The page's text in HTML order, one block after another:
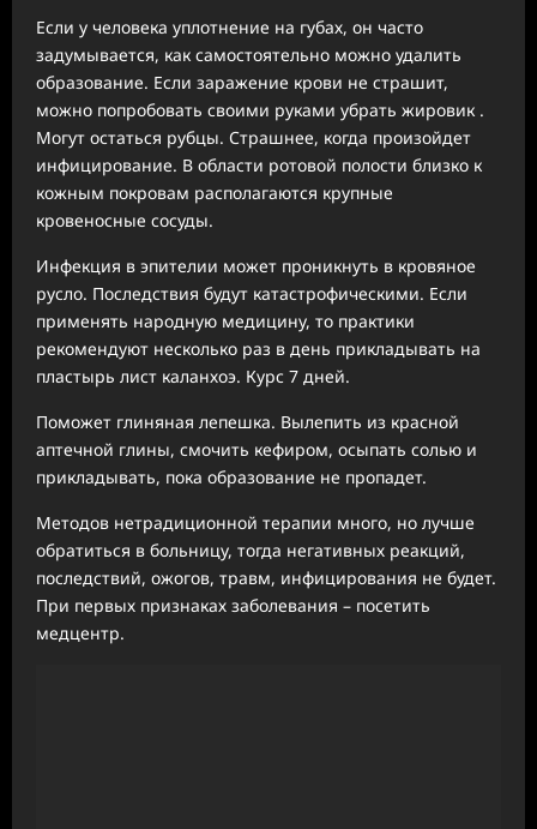
Если у человека уплотнение на губах, он часто
задумывается, как самостоятельно можно удалить
образование. Если заражение крови не страшит,
можно попробовать своими руками убрать жировик .
Могут остаться рубцы. Страшнее, когда произойдет
инфицирование. В области ротовой полости близко к
кожным покровам располагаются крупные
кровеносные сосуды.
Инфекция в эпителии может проникнуть в кровяное
русло. Последствия будут катастрофическими. Если
применять народную медицину, то практики
рекомендуют несколько раз в день прикладывать на
пластырь лист каланхоэ. Курс 7 дней.
Поможет глиняная лепешка. Вылепить из красной
аптечной глины, смочить кефиром, осыпать солью и
прикладывать, пока образование не пропадет.
Методов нетрадиционной терапии много, но лучше
обратиться в больницу, тогда негативных реакций,
последствий, ожогов, травм, инфицирования не будет.
При первых признаках заболевания – посетить
медцентр.